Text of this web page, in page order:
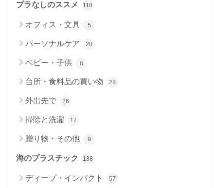
プラなしのススメ 118
オフィス・文具 5
パーソナルケア 20
ベビー・子供 8
台所・食料品の買い物 28
外出先で 26
掃除と洗濯 17
贈り物・その他 9
海のプラスチック 138
ディープ・インパクト 57